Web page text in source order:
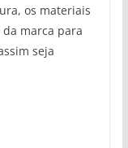
os materiais
marca para
seja